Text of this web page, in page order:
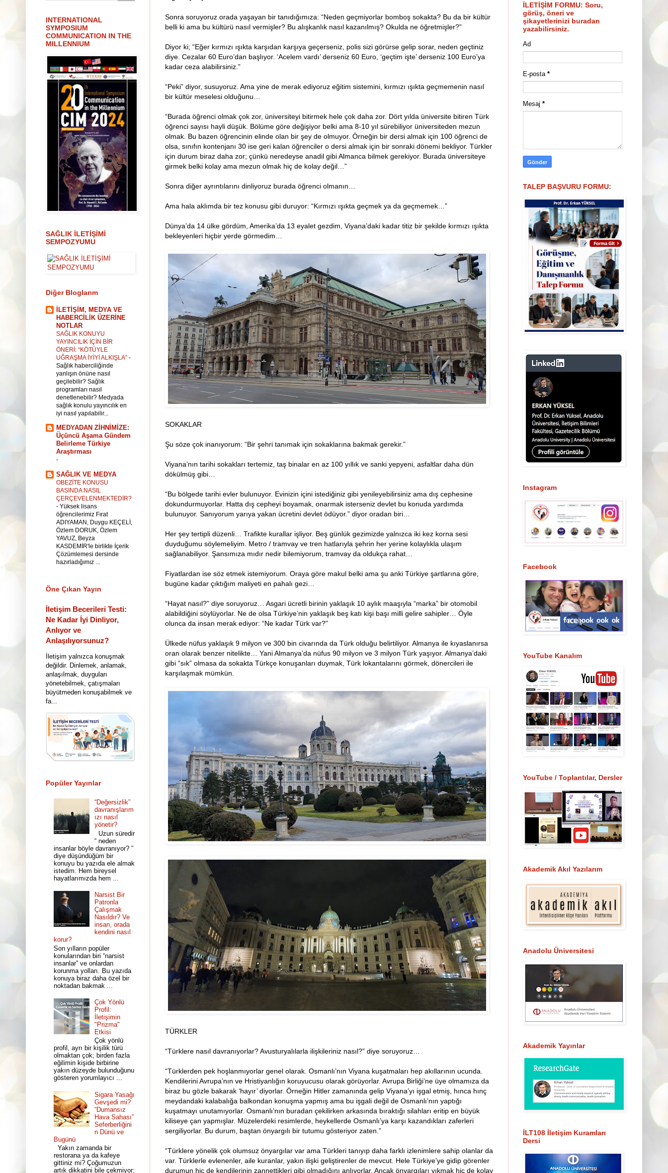
Sonra soruyoruz orada yaşayan bir tanıdığımıza: “Neden geçmiyorlar bomboş sokakta? Bu da bir kültür
belli ki ama bu kültürü nasıl vermişler? Bu alışkanlık nasıl kazanılmış? Okulda ne öğretmişler?”
Diyor ki; “Eğer kırmızı ışıkta karşıdan karşıya geçerseniz, polis sizi görürse gelip sorar, neden geçtiniz
diye. Cezalar 60 Euro’dan başlıyor. ‘Acelem vardı’ derseniz 60 Euro, ‘geçtim işte’ derseniz 100 Euro’ya
kadar ceza alabilirsiniz.”
“Peki” diyor, susuyoruz. Ama yine de merak ediyoruz eğitim sistemini, kırmızı ışıkta geçmemenin nasıl
bir kültür meselesi olduğunu…
“Burada öğrenci olmak çok zor, üniversiteyi bitirmek hele çok daha zor. Dört yılda üniversite bitiren Türk
öğrenci sayısı hayli düşük. Bölüme göre değişiyor belki ama 8-10 yıl sürebiliyor üniversiteden mezun
olmak. Bu bazen öğrencinin elinde olan bir şey de olmuyor. Örneğin bir dersi almak için 100 öğrenci de
olsa, sınıfın kontenjanı 30 ise geri kalan öğrenciler o dersi almak için bir sonraki dönemi bekliyor. Türkler
için durum biraz daha zor; çünkü neredeyse anadil gibi Almanca bilmek gerekiyor. Burada üniversiteye
girmek belki kolay ama mezun olmak hiç de kolay değil…”
Sonra diğer ayrıntılarını dinliyoruz burada öğrenci olmanın…
Ama hala aklımda bir tez konusu gibi duruyor: “Kırmızı ışıkta geçmek ya da geçmemek…”
Dünya’da 14 ülke gördüm, Amerika’da 13 eyalet gezdim, Viyana’daki kadar titiz bir şekilde kırmızı ışıkta
bekleyenleri hiçbir yerde görmedim…
SOKAKLAR
Şu söze çok inanıyorum: “Bir şehri tanımak için sokaklarına bakmak gerekir.”
Viyana’nın tarihi sokakları tertemiz, taş binalar en az 100 yıllık ve sanki yepyeni, asfaltlar daha dün
dökülmüş gibi…
“Bu bölgede tarihi evler bulunuyor. Evinizin içini istediğiniz gibi yenileyebilirsiniz ama dış cephesine
dokundurmuyorlar. Hatta dış cepheyi boyamak, onarmak isterseniz devlet bu konuda yardımda
bulunuyor. Sanıyorum yarıya yakan ücretini devlet ödüyor.” diyor oradan biri…
Her şey tertipli düzenli… Trafikte kurallar işliyor. Beş günlük gezimizde yalnızca iki kez korna sesi
duyduğumu söylemeliyim. Metro / tramvay ve tren hatlarıyla şehrin her yerine kolaylıkla ulaşım
sağlanabiliyor. Şansımıza mıdır nedir bilemiyorum, tramvay da oldukça rahat…
Fiyatlardan ise söz etmek istemiyorum. Oraya göre makul belki ama şu anki Türkiye şartlarına göre,
bugüne kadar çıktığım maliyeti en pahalı gezi…
“Hayat nasıl?” diye soruyoruz… Asgari ücretli birinin yaklaşık 10 aylık maaşıyla “marka” bir otomobil
alabildiğini söylüyorlar. Ne de olsa Türkiye’nin yaklaşık beş katı kişi başı milli gelire sahipler… Öyle
olunca da insan merak ediyor: “Ne kadar Türk var?”
Ülkede nüfus yaklaşık 9 milyon ve 300 bin civarında da Türk olduğu belirtiliyor. Almanya ile kıyaslanırsa
oran olarak benzer nitelikte… Yani Almanya’da nüfus 90 milyon ve 3 milyon Türk yaşıyor. Almanya’daki
gibi “sık” olmasa da sokakta Türkçe konuşanları duymak, Türk lokantalarını görmek, dönercileri ile
karşılaşmak mümkün.
TÜRKLER
“Türklere nasıl davranıyorlar? Avusturyalılarla ilişkileriniz nasıl?” diye soruyoruz…
“Türklerden pek hoşlanmıyorlar genel olarak. Osmanlı’nın Viyana kuşatmaları hep akıllarının ucunda.
Kendilerini Avrupa’nın ve Hristiyanlığın koruyucusu olarak görüyorlar. Avrupa Birliği’ne üye olmamıza da
biraz bu gözle bakarak ‘hayır’ diyorlar. Örneğin Hitler zamanında gelip Viyana’yı işgal etmiş, hınca hınç
meydandaki kalabalığa balkondan konuşma yapmış ama bu işgali değil de Osmanlı’nın yaptığı
kuşatmayı unutamıyorlar. Osmanlı’nın buradan çekilirken arkasında bıraktığı silahları eritip en büyük
kiliseye çan yapmışlar. Müzelerdeki resimlerde, heykellerde Osmanlı’ya karşı kazandıkları zaferleri
sergiliyorlar. Bu durum, baştan önyargılı bir tutumu gösteriyor zaten.”
“Türklere yönelik çok olumsuz önyargılar var ama Türkleri tanıyıp daha farklı izlenimlere sahip olanlar da
var. Türklerle evlenenler, aile kuranlar, yakın ilişki geliştirenler de mevcut. Hele Türkiye’ye gidip görenler
durumun hiç de kendilerinin zannettikleri gibi olmadığını anlıyorlar. Ancak önyargıları yıkmak hiç de kolay
INTERNATIONAL
SYMPOSIUM
COMMUNICATION IN THE
MILLENNIUM
SAĞLIK İLETİŞİMİ
SEMPOZYUMU
Diğer Bloglarım
İLETİŞİM, MEDYA VE
HABERCİLİK ÜZERİNE
NOTLAR
SAĞLIK KONUYU
YAYINCILIK İÇİN BİR
ÖNERİ: “KÖTÜYLE
UĞRAŞMA İYİYİ ALKIŞLA” -
Sağlık haberciliğinde
yanlışın önüne nasıl
geçilebilir? Sağlık
programları nasıl
denetlenebilir? Medyada
sağlık konulu yayıncılık en
iyi nasıl yapılabilir...
MEDYADAN ZİHNİMİZE:
Üçüncü Aşama Gündem
Belirleme Türkiye
Araştırması
-
SAĞLIK VE MEDYA
OBEZİTE KONUSU
BASINDA NASIL
ÇERÇEVELENMEKTEDİR?
- Yüksek lisans
öğrencilerimiz Fırat
ADIYAMAN, Duygu KEÇELİ,
Özlem DORUK, Özlem
YAVUZ, Beyza
KASDEMİR'le birlikte İçerik
Çözümlemesi dersinde
hazırladığımız ...
Öne Çıkan Yayın
İletişim Becerileri Testi:
Ne Kadar İyi Dinliyor,
Anlıyor ve
Anlaşılıyorsunuz?
İletişim yalnızca konuşmak
değildir. Dinlemek, anlamak,
anlaşılmak, duyguları
yönetebilmek, çatışmaları
büyütmeden konuşabilmek ve
fa...
Popüler Yayınlar
“Değersizlik”
davranışlarım
ızı nasıl
yönetir?
Uzun süredir
“ neden
insanlar böyle davranıyor? ”
diye düşündüğüm bir
konuyu bu yazıda ele almak
istedim. Hem bireysel
hayatlarımızda hem ...
Narsist Bir
Patronla
Çalışmak
Nasıldır? Ve
insan, orada
kendini nasıl
korur?
Son yılların popüler
konularından biri “narsist
insanlar” ve onlardan
korunma yolları. Bu yazıda
konuya biraz daha özel bir
noktadan bakmak ...
Çok Yönlü
Profil:
İletişimin
"Prizma"
Etkisi
Çok yönlü
profil, ayrı bir kişilik türü
olmaktan çok; birden fazla
eğilimin kişide birbirine
yakın düzeyde bulunduğunu
gösteren yorumlayıcı ...
Sigara Yasağı
Gevşedi mi?
“Dumansız
Hava Sahası”
Seferberliğini
n Dünü ve
Bugünü
Yakın zamanda bir
restorana ya da kafeye
gittiniz mi? Çoğumuzun
artık dikkatini bile çekmiyor;
İLETİŞİM FORMU: Soru,
görüş, öneri ve
şikayetlerinizi buradan
yazabilirsiniz.
Ad
E-posta *
Mesaj *
TALEP BAŞVURU FORMU:
Instagram
Facebook
YouTube Kanalım
YouTube / Toplantılar, Dersler
Akademik Akıl Yazılarım
Anadolu Üniversitesi
Akademik Yayınlar
İLT108 İletişim Kuramları
Dersi